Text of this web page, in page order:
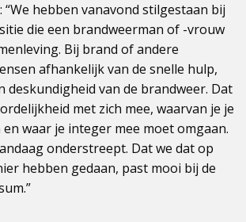
“We hebben vanavond stilgestaan bij
die een brandweerman of -vrouw
Bij brand of andere
afhankelijk van de snelle hulp,
deskundigheid van de brandweer. Dat
met zich mee, waarvan je je
waar je integer mee moet omgaan.
onderstreept. Dat we dat op
hebben gedaan, past mooi bij de